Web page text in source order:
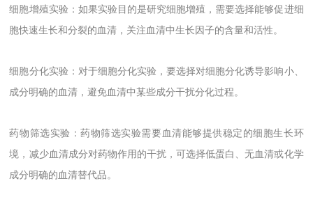
细胞增殖实验：如果实验目的是研究细胞增殖，需要选择能够促进细
胞快速生长和分裂的血清，关注血清中生长因子的含量和活性。
细胞分化实验：对于细胞分化实验，要选择对细胞分化诱导影响小、
成分明确的血清，避免血清中某些成分干扰分化过程。
药物筛选实验：药物筛选实验需要血清能够提供稳定的细胞生长环
境，减少血清成分对药物作用的干扰，可选择低蛋白、无血清或化学
成分明确的血清替代品。